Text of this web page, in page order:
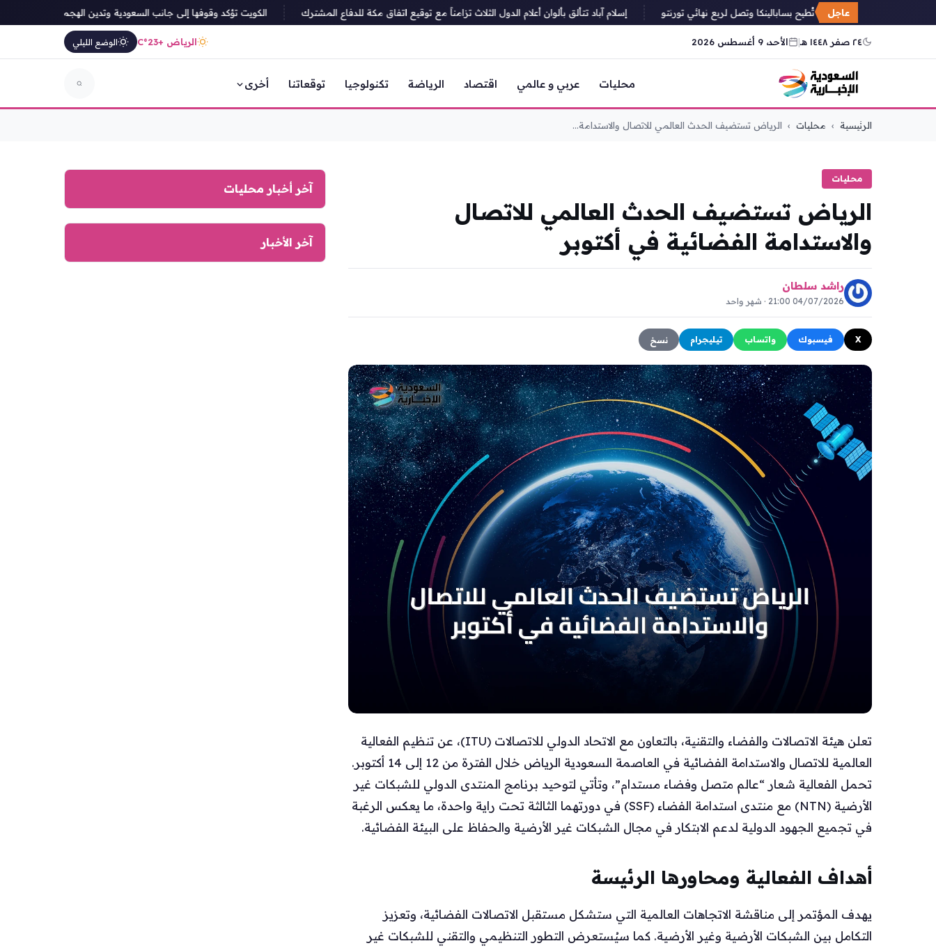
عاجل
ألكسندروفا تُطيح بسابالينكا وتصل لربع نهائي تورنتو إسلام آباد تتألق بألوان أعلام الدول الثلاث تزامناً مع توقيع اتفاق مكة للدفاع المشترك الكويت تؤكد وقوفها إلى جانب السعودية وتدين الهجمات الحوثية على
٢٤ صفر ١٤٤٨ هـ | الأحد، 9 أغسطس 2026 الرياض +23°C الوضع الليلي
محليات عربي و عالمي اقتصاد الرياضة تكنولوجيا توقعاتنا أخرى
الرئيسية › محليات › الرياض تستضيف الحدث العالمي للاتصال والاستدامة...
محليات
الرياض تستضيف الحدث العالمي للاتصال
والاستدامة الفضائية في أكتوبر
راشد سلطان
04/07/2026 21:00 · شهر واحد
X فيسبوك واتساب تيليجرام نسخ
تعلن هيئة الاتصالات والفضاء والتقنية، بالتعاون مع الاتحاد الدولي للاتصالات (ITU)، عن تنظيم الفعالية
العالمية للاتصال والاستدامة الفضائية في العاصمة السعودية الرياض خلال الفترة من 12 إلى 14 أكتوبر.
تحمل الفعالية شعار “عالم متصل وفضاء مستدام”، وتأتي لتوحيد برنامج المنتدى الدولي للشبكات غير
الأرضية (NTN) مع منتدى استدامة الفضاء (SSF) في دورتهما الثالثة تحت راية واحدة، ما يعكس الرغبة
في تجميع الجهود الدولية لدعم الابتكار في مجال الشبكات غير الأرضية والحفاظ على البيئة الفضائية.
أهداف الفعالية ومحاورها الرئيسة
يهدف المؤتمر إلى مناقشة الاتجاهات العالمية التي ستشكل مستقبل الاتصالات الفضائية، وتعزيز
التكامل بين الشبكات الأرضية وغير الأرضية. كما سيُستعرض التطور التنظيمي والتقني للشبكات غير
آخر أخبار محليات
آخر الأخبار